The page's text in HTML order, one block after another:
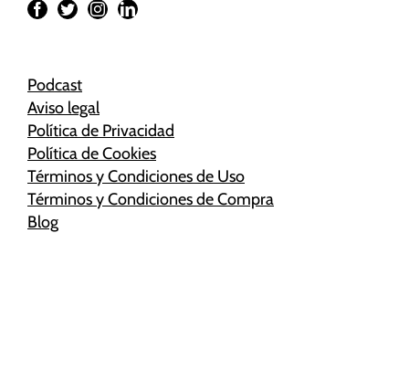
Podcast
Aviso legal
Política de Privacidad
Política de Cookies
Términos y Condiciones de Uso
Términos y Condiciones de Compra
Blog